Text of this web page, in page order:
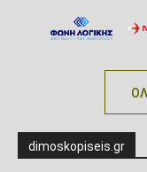
dimoskopiseis.gr